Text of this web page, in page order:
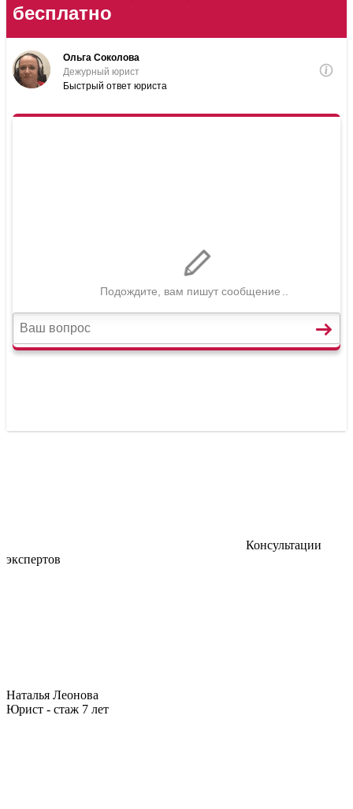
Консультации
экспертов
Наталья Леонова
Юрист - стаж 7 лет